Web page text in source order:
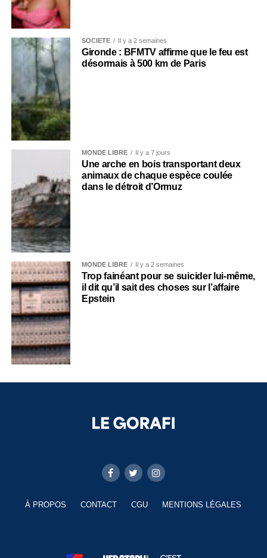
SOCIÉTÉ Il y a 2 semaines
Gironde : BFMTV affirme que le feu est
désormais à 500 km de Paris
MONDE LIBRE Il y a 7 jours
Une arche en bois transportant deux
animaux de chaque espèce coulée
dans le détroit d’Ormuz
MONDE LIBRE Il y a 2 semaines
Trop fainéant pour se suicider lui-même,
il dit qu’il sait des choses sur l’affaire
Epstein
À PROPOS CONTACT CGU MENTIONS LÉGALES